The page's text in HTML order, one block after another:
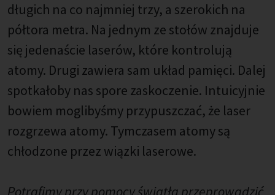
długich na co najmniej trzy, a szerokich na
półtora metra. Na jednym ze stołów znajduje
się jedenaście laserów, które kontrolują
atomy. Drugi zawiera sam układ pamięci. Dalej
spotkałoby nas spore zaskoczenie. Intuicyjnie
bowiem moglibyśmy przypuszczać, że laser
rozgrzewa atomy. Tymczasem atomy są
chłodzone przez wiązki laserowe.
Potrafimy przy pomocy światła przeprowadzić